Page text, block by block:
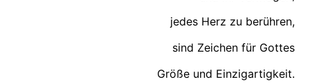
jedes Herz zu berühren,
sind Zeichen für Gottes
Größe und Einzigartigkeit.